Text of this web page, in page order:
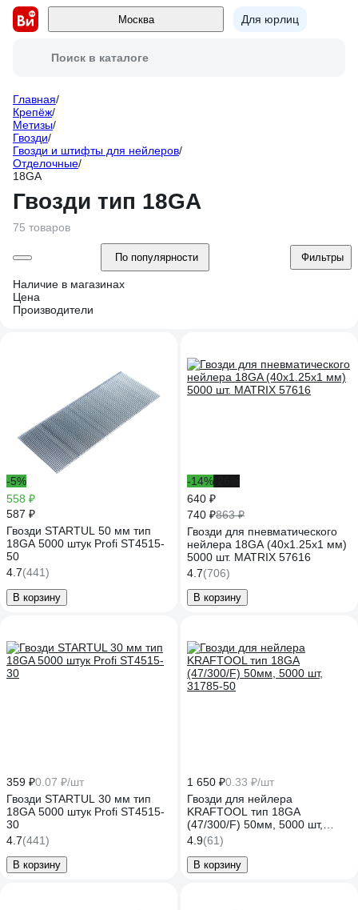
Москва Для юрлиц
Поиск в каталоге
Главная/
Крепёж/
Метизы/
Гвозди/
Гвозди и штифты для нейлеров/
Отделочные/
18GA
Гвозди тип 18GA
75 товаров
По популярности Фильтры
Наличие в магазинах
Цена
Производители
-5%
558 ₽
587 ₽
Гвозди STARTUL 50 мм тип
18GA 5000 штук Profi ST4515-
50
4.7(441)
В корзину
-14%
640 ₽
740 ₽863 ₽
Гвозди для пневматического
нейлера 18GA (40х1.25х1 мм)
5000 шт. MATRIX 57616
4.7(706)
В корзину
359 ₽0.07 ₽/шт
Гвозди STARTUL 30 мм тип
18GA 5000 штук Profi ST4515-
30
4.7(441)
В корзину
1 650 ₽0.33 ₽/шт
Гвозди для нейлера
KRAFTOOL тип 18GA
(47/300/F) 50мм, 5000 шт,
31785-50
4.9(61)
В корзину